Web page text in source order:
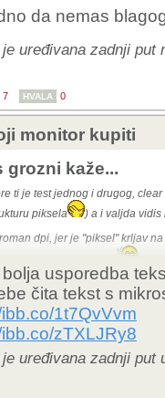
da nemas
uređivana zadnji put
7 HVALA 0
monitor kupiti
grozni kaže...
ti je test jednog i drugog,
piksela
) a i valjda
dpi, jer je "piksel" krljav
iskustvo s panelima jer
bolja usporedba
čita tekst s
ibb.co/1t7QvVvm
ibb.co/zTXLJRy8
uređivana zadnji put